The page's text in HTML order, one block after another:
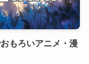
もろいアニメ・漫